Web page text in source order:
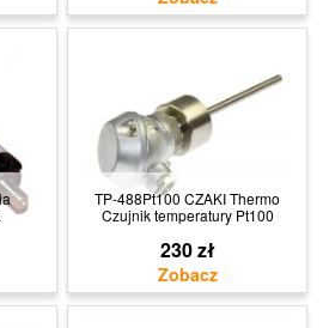
TP-488Pt100 CZAKI Thermo
Czujnik temperatury Pt100
230 zł